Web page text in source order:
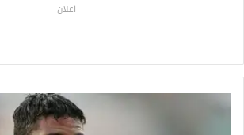
اعلان
ه